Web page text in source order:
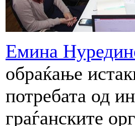
Емина
обраќање
потребата од
граѓанските